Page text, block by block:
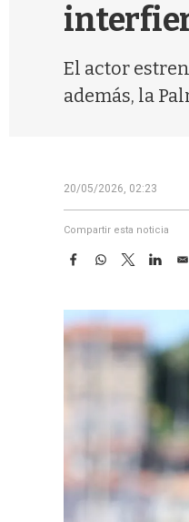
El actor
además, la
20/05/2026, 02:23
Compartir esta noticia
F
e
b
o
W
t
s
A
p
T
w
t
t
e
r
L
k
d
I
E
i
l